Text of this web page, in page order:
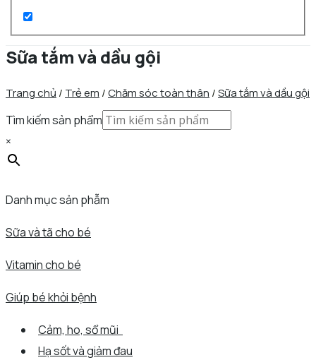
Sữa tắm và dầu gội
Trang chủ / Trẻ em / Chăm sóc toàn thân / Sữa tắm và dầu gội
Tìm kiếm sản phẩm
×
Danh mục sản phẫm
Sữa và tã cho bé
Vitamin cho bé
Giúp bé khỏi bệnh
Cảm, ho, sổ mũi
Hạ sốt và giảm đau